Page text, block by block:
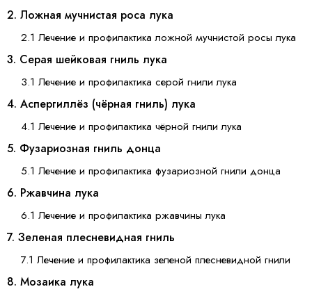
2. Ложная мучнистая роса лука
2.1 Лечение и профилактика ложной мучнистой росы лука
3. Серая шейковая гниль лука
3.1 Лечение и профилактика серой гнили лука
4. Аспергиллёз (чёрная гниль) лука
4.1 Лечение и профилактика чёрной гнили лука
5. Фузариозная гниль донца
5.1 Лечение и профилактика фузариозной гнили донца
6. Ржавчина лука
6.1 Лечение и профилактика ржавчины лука
7. Зеленая плесневидная гниль
7.1 Лечение и профилактика зеленой плесневидной гнили
8. Мозаика лука